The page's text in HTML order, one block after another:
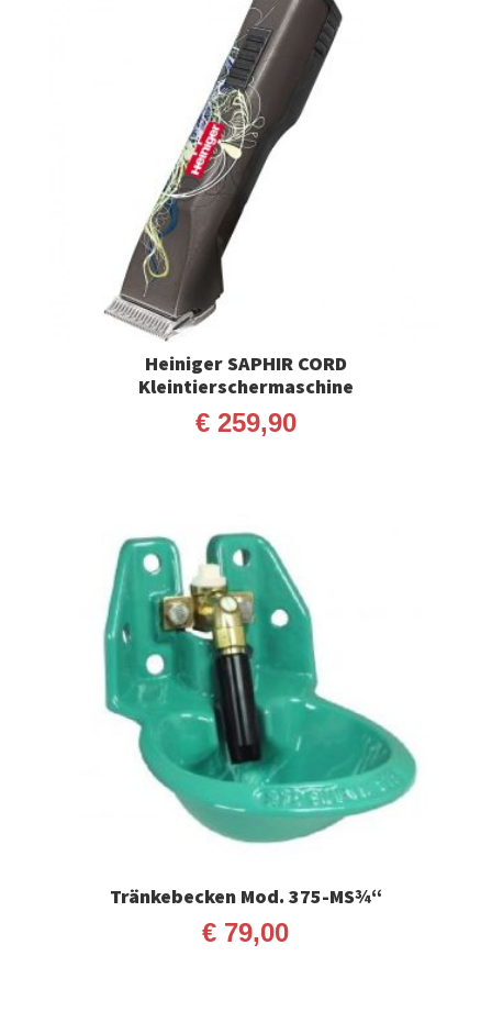
Heiniger SAPHIR CORD
Kleintierschermaschine
€259,90
Tränkebecken Mod. 375-MS¾“
€ 79,00